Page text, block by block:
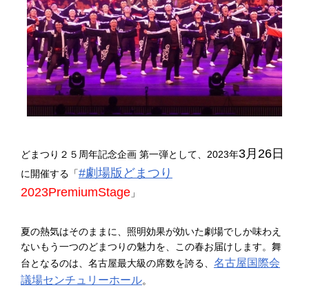
どまつり２５周年記念企画 第一弾として、2023年3月26日
に開催する「#劇場版どまつり
2023PremiumStage 」
夏の熱気はそのままに、照明効果が効いた劇場でしか味わえ
ないもう一つのどまつりの魅力を、この春お届けします。舞
台となるのは、名古屋最大級の席数を誇る、 名古屋国際会
議場センチュリーホール。